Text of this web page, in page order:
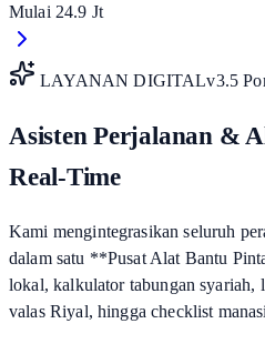
Mulai 24.9 Jt
LAYANAN DIGITALv3.5
Asisten Perjalanan &
Real-Time
Kami mengintegrasikan seluruh
dalam satu **Pusat Alat Bantu
lokal, kalkulator tabungan syariah,
valas Riyal, hingga checklist